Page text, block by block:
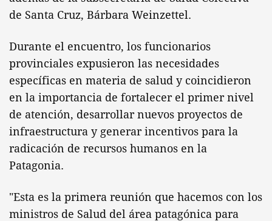
de Santa Cruz, Bárbara Weinzettel.
Durante el encuentro, los funcionarios
provinciales expusieron las necesidades
específicas en materia de salud y coincidieron
en la importancia de fortalecer el primer nivel
de atención, desarrollar nuevos proyectos de
infraestructura y generar incentivos para la
radicación de recursos humanos en la
Patagonia.
"Esta es la primera reunión que hacemos con los
ministros de Salud del área patagónica para